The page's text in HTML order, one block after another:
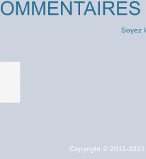
Soyez
Copyright © 2011-